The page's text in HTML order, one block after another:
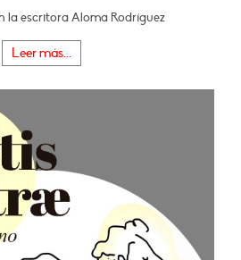
la escritora Aloma Rodríguez
Leer más...